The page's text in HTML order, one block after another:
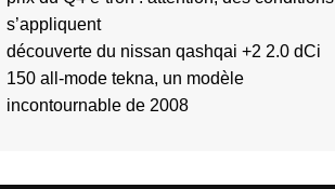
s’appliquent
découverte du nissan qashqai +2 2.0 dCi
150 all-mode tekna, un modèle
incontournable de 2008